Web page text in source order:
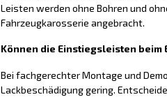
Leisten werden ohne Bohren und
Fahrzeugkarosserie angebracht.
Können die Einstiegsleisten beim
Bei fachgerechter Montage und
Lackbeschädigung gering.